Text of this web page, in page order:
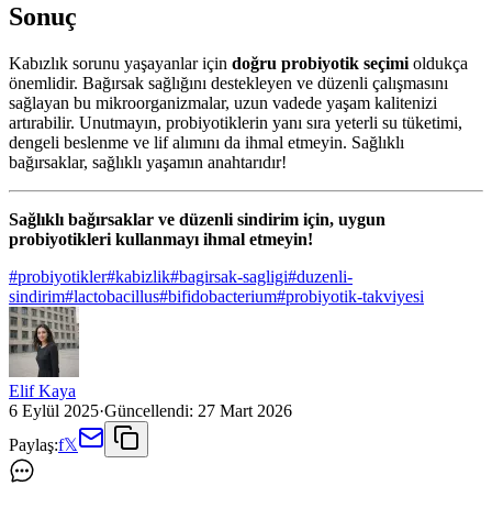
Sonuç
Kabızlık sorunu yaşayanlar için doğru probiyotik seçimi oldukça
önemlidir. Bağırsak sağlığını destekleyen ve düzenli çalışmasını
sağlayan bu mikroorganizmalar, uzun vadede yaşam kalitenizi
artırabilir. Unutmayın, probiyotiklerin yanı sıra yeterli su tüketimi,
dengeli beslenme ve lif alımını da ihmal etmeyin. Sağlıklı
bağırsaklar, sağlıklı yaşamın anahtarıdır!
Sağlıklı bağırsaklar ve düzenli sindirim için, uygun
probiyotikleri kullanmayı ihmal etmeyin!
#probiyotikler#kabizlik#bagirsak-sagligi#duzenli-
sindirim#lactobacillus#bifidobacterium#probiyotik-takviyesi
Elif Kaya
6 Eylül 2025·Güncellendi: 27 Mart 2026
Paylaş:f𝕏